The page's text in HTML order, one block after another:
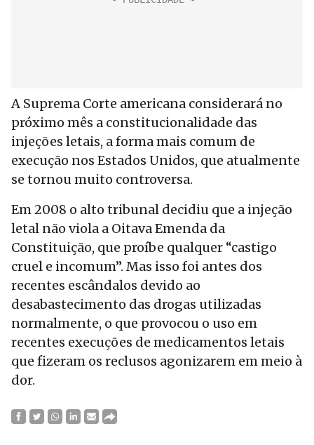
A Suprema Corte americana considerará no
próximo mês a constitucionalidade das
injeções letais, a forma mais comum de
execução nos Estados Unidos, que atualmente
se tornou muito controversa.
Em 2008 o alto tribunal decidiu que a injeção
letal não viola a Oitava Emenda da
Constituição, que proíbe qualquer “castigo
cruel e incomum”. Mas isso foi antes dos
recentes escândalos devido ao
desabastecimento das drogas utilizadas
normalmente, o que provocou o uso em
recentes execuções de medicamentos letais
que fizeram os reclusos agonizarem em meio à
dor.